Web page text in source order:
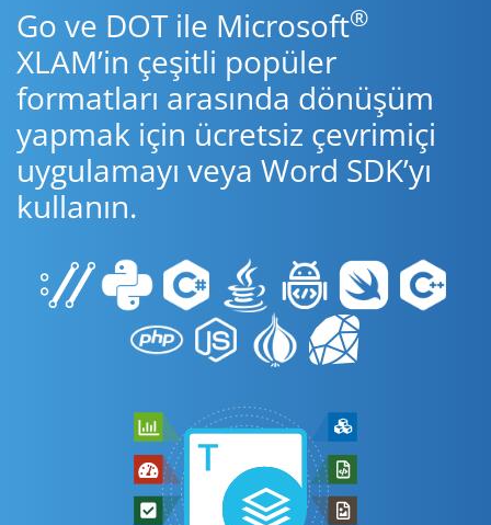
Go ve DOT ile Microsoft®
XLAM’in çeşitli popüler
formatları arasında dönüşüm
yapmak için ücretsiz çevrimiçi
uygulamayı veya Word SDK’yı
kullanın.